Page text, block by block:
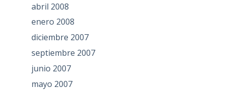
abril 2008
enero 2008
diciembre 2007
septiembre 2007
junio 2007
mayo 2007